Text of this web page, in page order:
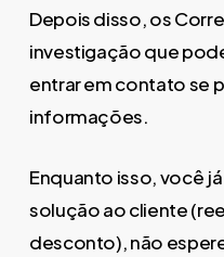
Depois disso, os
investigação que
entrar em contato se
informações.
Enquanto isso, você
solução ao cliente
desconto), não